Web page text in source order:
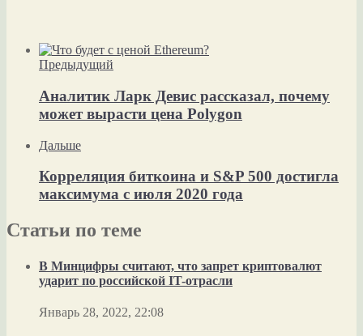
Предыдущий
Аналитик Ларк Девис рассказал, почему
может вырасти цена Polygon
Дальше
Корреляция биткоина и S&P 500 достигла
максимума с июля 2020 года
Статьи по теме
В Минцифры считают, что запрет криптовалют
ударит по российской IT-отрасли
Январь 28, 2022, 22:08